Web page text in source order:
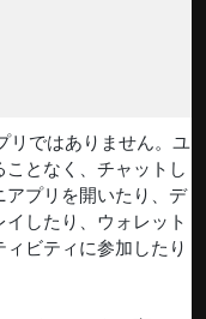
リではありません。ユ
となく、チャットし
アプリを開いたり、デ
したり、ウォレット
ビティに参加したり